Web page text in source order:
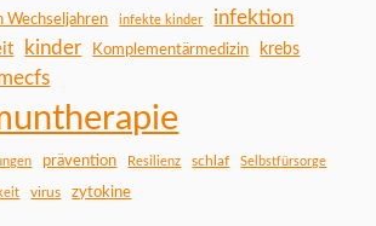
Wechseljahren infekte kinder infektion
kinder Komplementärmedizin krebs
prävention Resilienz schlaf Selbstfürsorge
virus zytokine